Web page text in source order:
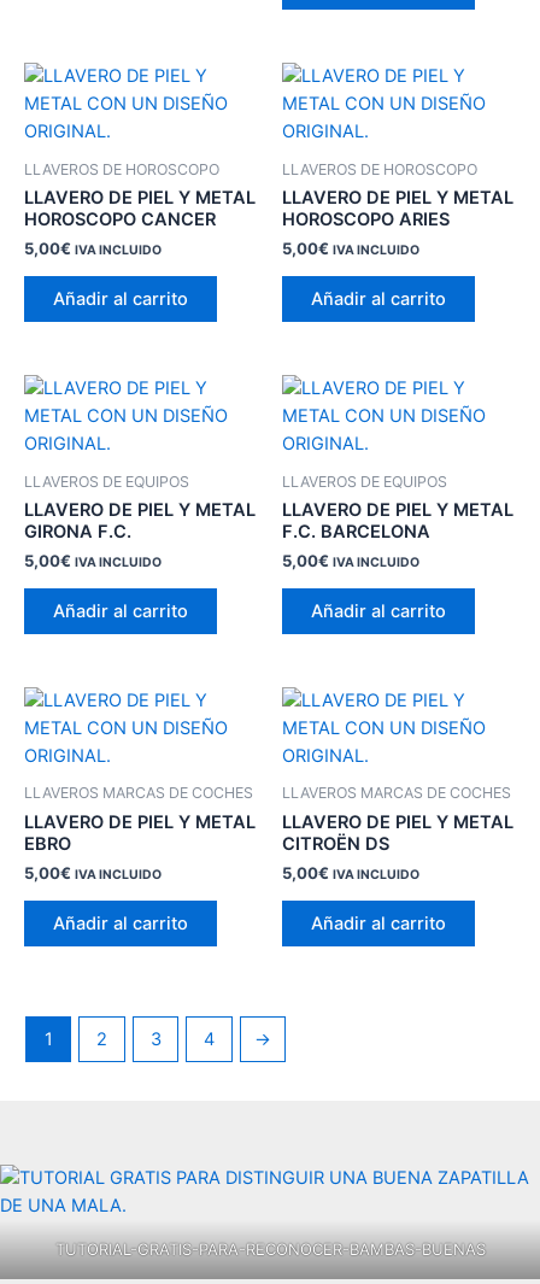
LLAVEROS DE HOROSCOPO
LLAVERO DE PIEL Y METAL
HOROSCOPO CANCER
5,00€ IVA INCLUIDO
Añadir al carrito
LLAVEROS DE HOROSCOPO
LLAVERO DE PIEL Y METAL
HOROSCOPO ARIES
5,00€ IVA INCLUIDO
Añadir al carrito
LLAVEROS DE EQUIPOS
LLAVERO DE PIEL Y METAL
GIRONA F.C.
5,00€ IVA INCLUIDO
Añadir al carrito
LLAVEROS DE EQUIPOS
LLAVERO DE PIEL Y METAL
F.C. BARCELONA
5,00€ IVA INCLUIDO
Añadir al carrito
LLAVEROS MARCAS DE COCHES
LLAVERO DE PIEL Y METAL
EBRO
5,00€ IVA INCLUIDO
Añadir al carrito
LLAVEROS MARCAS DE COCHES
LLAVERO DE PIEL Y METAL
CITROËN DS
5,00€ IVA INCLUIDO
Añadir al carrito
1 2 3 4 →
TUTORIAL-GRATIS-PARA-RECONOCER-BAMBAS-BUENAS